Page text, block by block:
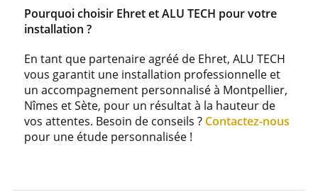
Pourquoi choisir Ehret et ALU TECH pour votre
installation ?
En tant que partenaire agréé de Ehret, ALU TECH
vous garantit une installation professionnelle et
un accompagnement personnalisé à Montpellier,
Nîmes et Sète, pour un résultat à la hauteur de
vos attentes. Besoin de conseils ? Contactez-nous
pour une étude personnalisée !